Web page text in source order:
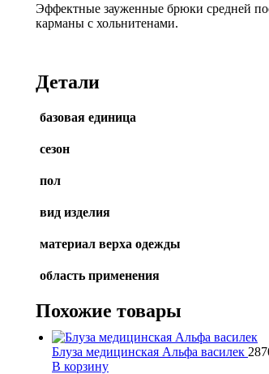
Эффектные зауженные брюки средней
карманы с хольнитенами.
Детали
базовая единица
сезон
пол
вид изделия
материал верха одежды
область применения
Похожие товары
Блуза медицинская Альфа василек
В корзину